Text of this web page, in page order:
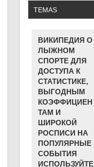
TEMAS
ВИКИПЕДИЯ О
ЛЫЖНОМ
СПОРТЕ ДЛЯ
ДОСТУПА К
СТАТИСТИКЕ,
ВЫГОДНЫМ
КОЭФФИЦИЕН
ТАМ И
ШИРОКОЙ
РОСПИСИ НА
ПОПУЛЯРНЫЕ
СОБЫТИЯ
ИСПОЛЬЗУЙТЕ